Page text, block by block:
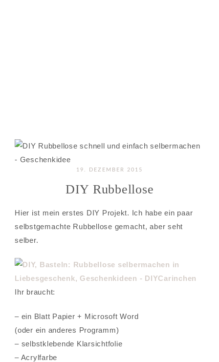
19. DEZEMBER 2015
DIY Rubbellose
Hier ist mein erstes DIY Projekt. Ich habe ein paar
selbstgemachte Rubbellose gemacht, aber seht
selber.
Ihr braucht:
– ein Blatt Papier + Microsoft Word
(oder ein anderes Programm)
– selbstklebende Klarsichtfolie
– Acrylfarbe